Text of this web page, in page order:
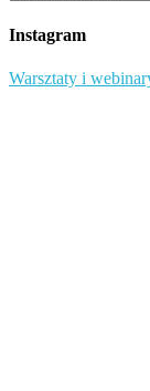
wpisy
Instagram
Warsztaty i